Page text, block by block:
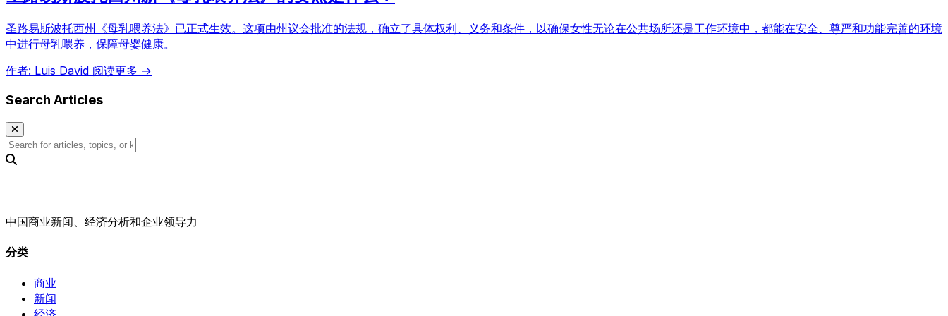
圣路易斯波托西州《母乳喂养法》已正式生效。这项由州议会批准的法规，确立了具体权利、义务和条件，以确保女性无论在公共场所还是工作环境中，都能在安全、尊严和功能完善的环境
中进行母乳喂养，保障母婴健康。
作者: Luis David 阅读更多 →
Search Articles
中国商业新闻、经济分析和企业领导力
分类
商业
新闻